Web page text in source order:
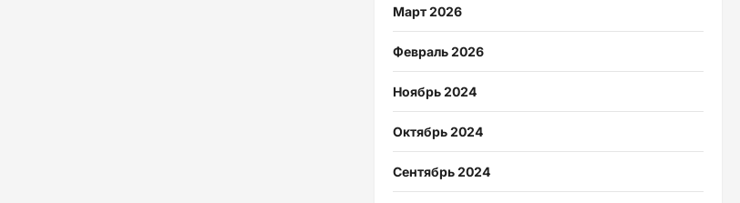
Март 2026
Февраль 2026
Ноябрь 2024
Октябрь 2024
Сентябрь 2024